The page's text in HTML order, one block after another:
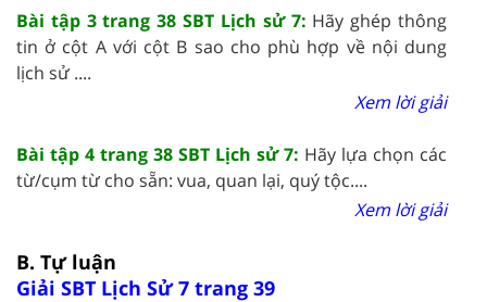
Bài tập 3 trang 38 SBT Lịch sử 7: Hãy ghép thông
tin ở cột A với cột B sao cho phù hợp về nội dung
lịch sử ....
Xem lời giải
Bài tập 4 trang 38 SBT Lịch sử 7: Hãy lựa chọn các
từ/cụm từ cho sẵn: vua, quan lại, quý tộc....
Xem lời giải
B. Tự luận
Giải SBT Lịch Sử 7 trang 39